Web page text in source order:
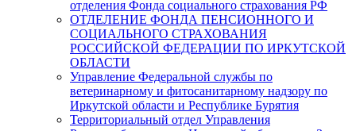
отделения Фонда социального страхования РФ
ОТДЕЛЕНИЕ ФОНДА ПЕНСИОННОГО И
СОЦИАЛЬНОГО СТРАХОВАНИЯ
РОССИЙСКОЙ ФЕДЕРАЦИИ ПО ИРКУТСКОЙ
ОБЛАСТИ
Управление Федеральной службы по
ветеринарному и фитосанитарному надзору по
Иркутской области и Республике Бурятия
Территориальный отдел Управления